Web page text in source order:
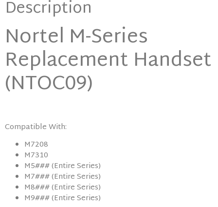
Description
Nortel M-Series
Replacement Handset
(NTOC09)
Compatible With:
M7208
M7310
M5### (Entire Series)
M7### (Entire Series)
M8### (Entire Series)
M9### (Entire Series)